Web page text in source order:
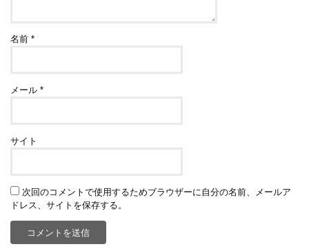
名前*
メール*
サイト
次回のコメントで使用するためブラウザーに自分の名前、メールア
ドレス、サイトを保存する。